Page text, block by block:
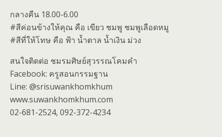
กลางคืน 18.00-6.00
#สีค่อนข้างให้คุณ คือ เขียว ชมพู ชมพูเลือดหมู
#สีที่ให้โทษ คือ ฟ้า น้ำตาล น้ำเงิน ม่วง
สนใจติดต่อ ชมรมศิษย์สุวรรณโคมคำ
Facebook: ครูสอนกรรมฐาน
Line: @srisuwankhomkhum
www.suwankhomkhum.com
02-681-2524, 092-372-4234